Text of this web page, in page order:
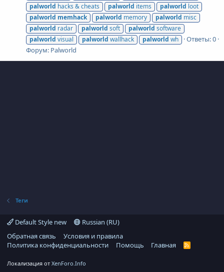
palworld hacks & cheats palworld items palworld loot
palworld memhack palworld memory palworld misc
palworld radar palworld soft palworld software
palworld visual palworld wallhack palworld wh
Ответы: 0
Форум: Palworld
Теги
Default Style new
Russian (RU)
Обратная связь
Условия и правила
Политика конфиденциальности
Помощь Главная
R
Локализация от XenForo.Info